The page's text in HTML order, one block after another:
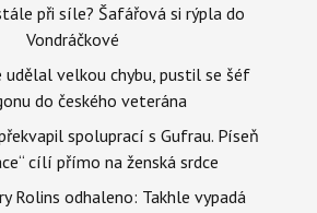
při síle? Šafářová si rýpla do
Vondráčkové
udělal velkou chybu, pustil se šéf
do českého veterána
spoluprací s Gufrau. Píseň
cílí přímo na ženská srdce
Rolins odhaleno: Takhle vypadá